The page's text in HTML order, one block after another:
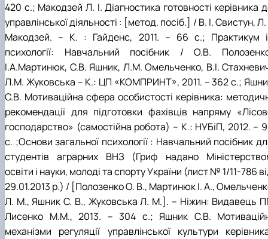
420 с.; Макодзей Л. І. Діагностика готовності керівника
управлінської діяльності : [метод. посіб.] / В. І. Свистун, Л.
Макодзей. – К. : Гайденс, 2011. – 66 с.; Практикум
психології: Навчальний посібник / О.В.
І.А.Мартинюк, С.В. Яшник, Л.М. Омельченко, В.І.
Л.М. Жуковська – К.: ЦП «КОМПРИНТ», 2011. – 362 с.;
С.В. Мотиваційна сфера особистості керівника:
рекомендації для підготовки фахівців напряму
господарство» (самостійна робота) – К.: НУБіП, 2012. –
с. ;Основи загальної психології : Навчальний посібник
студентів аграрних ВНЗ (Гриф надано
освіти і науки, молоді та спорту України (лист № 1/11-786
29.01.2013 р.) / [Полозенко О. В., Мартинюк І. А.,
Л. М., Яшник С. В., Жуковська Л. М.]. – Ніжин: Видавець
Лисенко М.М., 2013. – 304 с.; Яшник С.В.
механізми регуляції управлінської культури